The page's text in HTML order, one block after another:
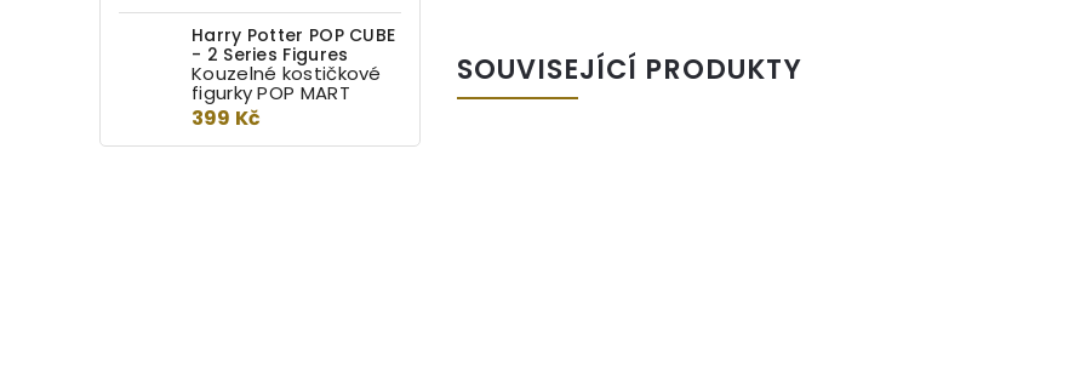
Harry Potter POP CUBE
- 2 Series Figures
Kouzelné kostičkové
figurky POP MART
399 Kč
SOUVISEJÍCÍ PRODUKTY